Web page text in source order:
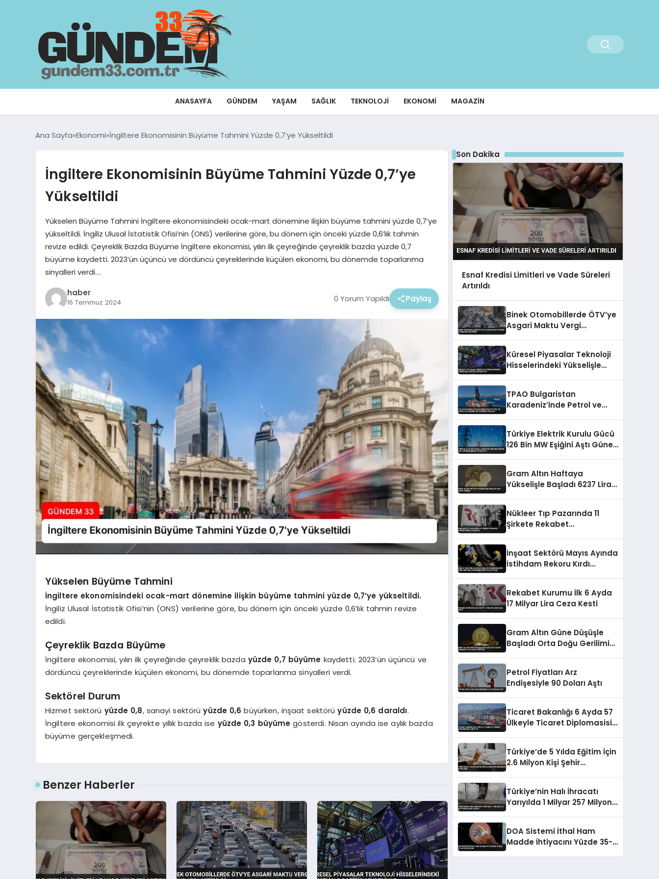
ANASAYFA GÜNDEM YAŞAM SAĞLIK TEKNOLOJI EKONOMI MAGAZIN
Ana Sayfa Ekonomi İngiltere Ekonomisinin Büyüme Tahmini Yüzde 0,7’ye Yükseltildi
İngiltere Ekonomisinin Büyüme Tahmini Yüzde 0,7’ye
Yükseltildi
Yükselen Büyüme Tahmini İngiltere ekonomisindeki ocak-mart dönemine ilişkin büyüme tahmini yüzde 0,7’ye
yükseltildi. İngiliz Ulusal İstatistik Ofisi’nin (ONS) verilerine göre, bu dönem için önceki yüzde 0,6’lık tahmin
revize edildi. Çeyreklik Bazda Büyüme İngiltere ekonomisi, yılın ilk çeyreğinde çeyreklik bazda yüzde 0,7
büyüme kaydetti. 2023’ün üçüncü ve dördüncü çeyreklerinde küçülen ekonomi, bu dönemde toparlanma
sinyalleri verdi….
haber
16 Temmuz 2024 0 Yorum Yapıldı Paylaş
Yükselen Büyüme Tahmini
İngiltere ekonomisindeki ocak-mart dönemine ilişkin büyüme tahmini yüzde 0,7’ye yükseltildi.
İngiliz Ulusal İstatistik Ofisi’nin (ONS) verilerine göre, bu dönem için önceki yüzde 0,6’lık tahmin revize
edildi.
Çeyreklik Bazda Büyüme
İngiltere ekonomisi, yılın ilk çeyreğinde çeyreklik bazda yüzde 0,7 büyüme kaydetti. 2023’ün üçüncü ve
dördüncü çeyreklerinde küçülen ekonomi, bu dönemde toparlanma sinyalleri verdi.
Sektörel Durum
Hizmet sektörü yüzde 0,8, sanayi sektörüyüzde 0,6 büyürken, inşaat sektörüyüzde 0,6 daraldı.
İngiltere ekonomisi ilk çeyrekte yıllık bazda ise yüzde 0,3 büyüme gösterdi. Nisan ayında ise aylık bazda
büyüme gerçekleşmedi.
Benzer Haberler
Son Dakika
Esnaf Kredisi Limitleri ve Vade Süreleri
Artırıldı
Binek Otomobillerde ÖTV’ye
Asgari Maktu Vergi
Küresel Piyasalar Teknoloji
Hisselerindeki Yükselişle
TPAO Bulgaristan
Karadeniz’inde Petrol ve
Türkiye Elektrik Kurulu Gücü
126 Bin MW Eşiğini Aştı Güneş
Gram Altın Haftaya
Yükselişle Başladı 6237 Lirayı
Nükleer Tıp Pazarında 11
Şirkete Rekabet
İnşaat Sektörü Mayıs Ayında
İstihdam Rekoru Kırdı
Rekabet Kurumu İlk 6 Ayda
17 Milyar Lira Ceza Kesti
Gram Altın Güne Düşüşle
Başladı Orta Doğu Gerilimi
Petrol Fiyatları Arz
Endişesiyle 90 Doları Aştı
Ticaret Bakanlığı 6 Ayda 57
Ülkeyle Ticaret Diplomasisi
Türkiye’de 5 Yılda Eğitim İçin
2.6 Milyon Kişi Şehir
Türkiye’nin Halı İhracatı
Yarıyılda 1 Milyar 257 Milyon
DOA Sistemi İthal Ham
Madde İhtiyacını Yüzde 35-